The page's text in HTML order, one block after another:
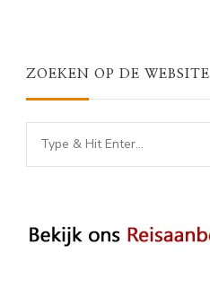
ZOEKEN OP DE WEBSITE
Looking
for